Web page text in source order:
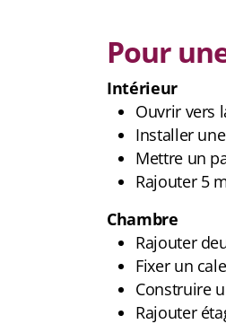
Pour
Intérieur
Ouvrir vers
Installer
Mettre un
Rajouter 5
Chambre
Rajouter
Fixer un
Construire
Rajouter